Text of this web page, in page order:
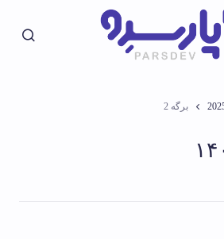
برگه 2